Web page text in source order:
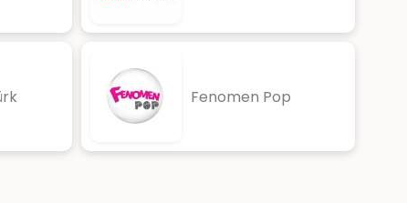
Fenomen Pop